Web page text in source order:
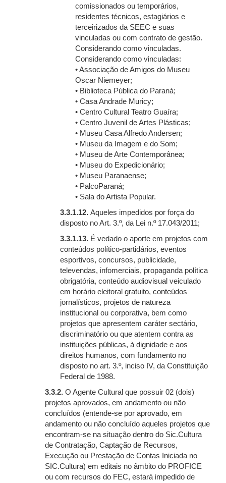
comissionados ou temporários,
residentes técnicos, estagiários e
terceirizados da SEEC e suas
vinculadas ou com contrato de gestão.
Considerando como vinculadas.
Considerando como vinculadas:
• Associação de Amigos do Museu
Oscar Niemeyer;
• Biblioteca Pública do Paraná;
• Casa Andrade Muricy;
• Centro Cultural Teatro Guaíra;
• Centro Juvenil de Artes Plásticas;
• Museu Casa Alfredo Andersen;
• Museu da Imagem e do Som;
• Museu de Arte Contemporânea;
• Museu do Expedicionário;
• Museu Paranaense;
• PalcoParaná;
• Sala do Artista Popular.
3.3.1.12.Aqueles impedidos por força do
disposto no Art. 3.º, da Lei n.º 17.043/2011;
3.3.1.13. É vedado o aporte em projetos com
conteúdos político-partidários, eventos
esportivos, concursos, publicidade,
televendas, infomerciais, propaganda política
obrigatória, conteúdo audiovisual veiculado
em horário eleitoral gratuito, conteúdos
jornalísticos, projetos de natureza
institucional ou corporativa, bem como
projetos que apresentem caráter sectário,
discriminatório ou que atentem contra as
instituições públicas, à dignidade e aos
direitos humanos, com fundamento no
disposto no art. 3.º, inciso IV, da Constituição
Federal de 1988.
3.3.2.O Agente Cultural que possuir 02 (dois)
projetos aprovados, em andamento ou não
concluídos (entende-se por aprovado, em
andamento ou não concluído aqueles projetos que
encontram-se na situação dentro do Sic.Cultura
de Contratação, Captação de Recursos,
Execução ou Prestação de Contas Iniciada no
SIC.Cultura) em editais no âmbito do PROFICE
ou com recursos do FEC, estará impedido de